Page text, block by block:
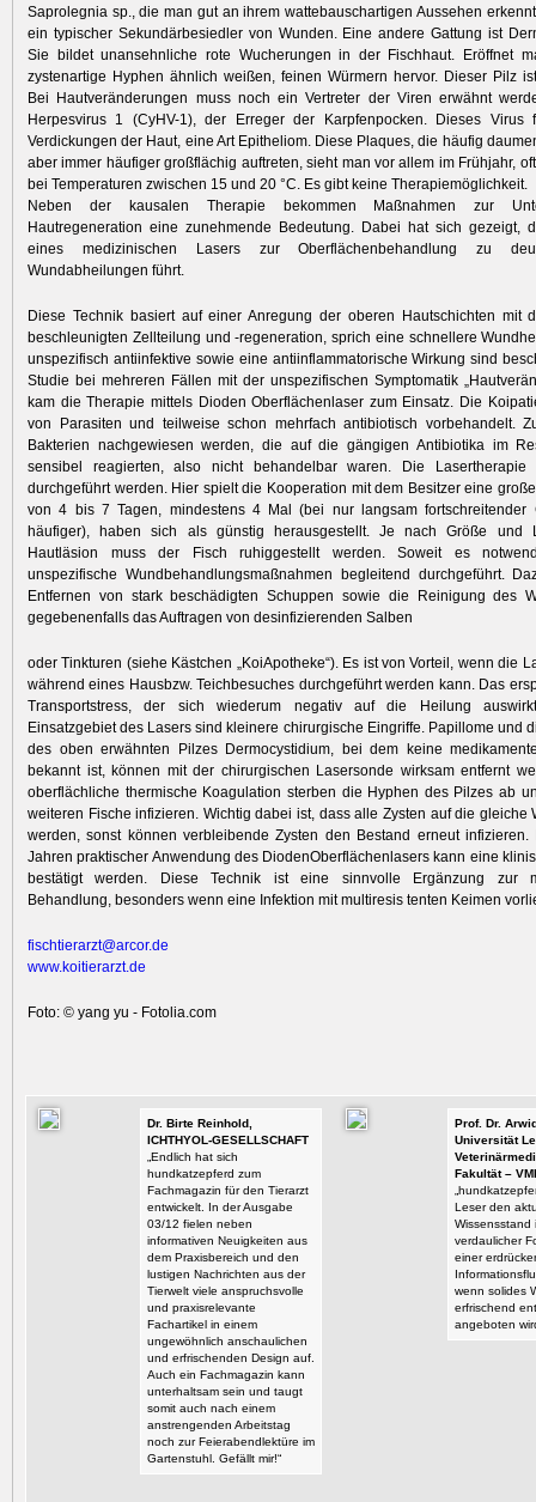
Saprolegnia sp., die man gut an ihrem wattebauschartigen Aussehen
ein typischer Sekundärbesiedler von Wunden. Eine andere Gattung ist
Sie bildet unansehnliche rote Wucherungen in der Fischhaut. Eröffnet
zystenartige Hyphen ähnlich weißen, feinen Würmern hervor. Dieser Pilz
Bei Hautveränderungen muss noch ein Vertreter der Viren erwähnt
Herpesvirus 1 (CyHV-1), der Erreger der Karpfenpocken. Dieses Virus
Verdickungen der Haut, eine Art Epitheliom. Diese Plaques, die häufig
aber immer häufiger großflächig auftreten, sieht man vor allem im Frühjahr,
bei Temperaturen zwischen 15 und 20 °C. Es gibt keine Therapiemöglichkeit.
Neben der kausalen Therapie bekommen Maßnahmen zur
Hautregeneration eine zunehmende Bedeutung. Dabei hat sich gezeigt,
eines medizinischen Lasers zur Oberflächenbehandlung zu
Wundabheilungen führt.
Diese Technik basiert auf einer Anregung der oberen Hautschichten mit
beschleunigten Zellteilung und -regeneration, sprich eine schnellere
unspezifisch antiinfektive sowie eine antiinflammatorische Wirkung sind
Studie bei mehreren Fällen mit der unspezifischen Symptomatik
kam die Therapie mittels Dioden Oberflächenlaser zum Einsatz. Die
von Parasiten und teilweise schon mehrfach antibiotisch vorbehandelt.
Bakterien nachgewiesen werden, die auf die gängigen Antibiotika im
sensibel reagierten, also nicht behandelbar waren. Die Lasertherapie
durchgeführt werden. Hier spielt die Kooperation mit dem Besitzer eine
von 4 bis 7 Tagen, mindestens 4 Mal (bei nur langsam fortschreitender
häufiger), haben sich als günstig herausgestellt. Je nach Größe und
Hautläsion muss der Fisch ruhiggestellt werden. Soweit es
unspezifische Wundbehandlungsmaßnahmen begleitend durchgeführt.
Entfernen von stark beschädigten Schuppen sowie die Reinigung des
gegebenenfalls das Auftragen von desinfizierenden Salben
oder Tinkturen (siehe Kästchen „KoiApotheke“). Es ist von Vorteil, wenn die
während eines Hausbzw. Teichbesuches durchgeführt werden kann. Das
Transportstress, der sich wiederum negativ auf die Heilung
Einsatzgebiet des Lasers sind kleinere chirurgische Eingriffe. Papillome und
des oben erwähnten Pilzes Dermocystidium, bei dem keine
bekannt ist, können mit der chirurgischen Lasersonde wirksam entfernt
oberflächliche thermische Koagulation sterben die Hyphen des Pilzes ab
weiteren Fische infizieren. Wichtig dabei ist, dass alle Zysten auf die gleiche
werden, sonst können verbleibende Zysten den Bestand erneut
Jahren praktischer Anwendung des DiodenOberflächenlasers kann eine
bestätigt werden. Diese Technik ist eine sinnvolle Ergänzung zur
Behandlung, besonders wenn eine Infektion mit multiresis tenten Keimen
fischtierarzt@arcor.de
www.koitierarzt.de
Foto: © yang yu - Fotolia.com
Dr. Birte Reinhold,
ICHTHYOL-GESELLSCHAFT
„Endlich hat sich
hundkatzepferd zum
Fachmagazin für den Tierarzt
entwickelt. In der Ausgabe
03/12 fielen neben
informativen Neuigkeiten aus
dem Praxisbereich und den
lustigen Nachrichten aus der
Tierwelt viele anspruchsvolle
und praxisrelevante
Fachartikel in einem
ungewöhnlich anschaulichen
und erfrischenden Design auf.
Auch ein Fachmagazin kann
unterhaltsam sein und taugt
somit auch nach einem
anstrengenden Arbeitstag
noch zur Feierabendlektüre im
Gartenstuhl. Gefällt mir!“
Prof. Dr.
Universität
Fakultät –
Leser den
Wissensstand
verdaulicher
einer
wenn solides
erfrischend
angeboten